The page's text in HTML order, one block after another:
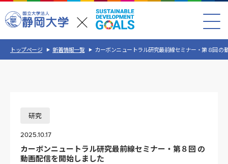
トップページ 新着情報一覧 カーボンニュートラル研究最前線セミナー・第８回 の
研究
2025.10.17
カーボンニュートラル研究最前線セミナー・第８回 の
動画配信を開始しました